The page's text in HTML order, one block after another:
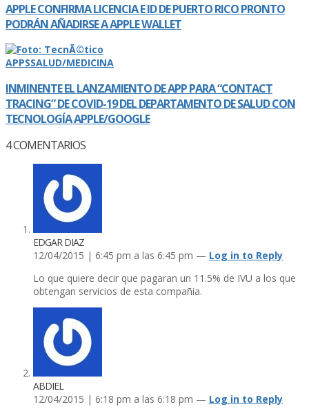
APPLE CONFIRMA LICENCIA E ID DE PUERTO RICO PRONTO
PODRÁN AÑADIRSE A APPLE WALLET
APPSSALUD/MEDICINA
INMINENTE EL LANZAMIENTO DE APP PARA “CONTACT
TRACING” DE COVID-19 DEL DEPARTAMENTO DE SALUD CON
TECNOLOGÍ­A APPLE/GOOGLE
4COMENTARIOS
EDGAR DIAZ
12/04/2015 | 6:45 pm a las 6:45 pm — Log in to Reply
Lo que quiere decir que pagaran un 11.5% de IVU a los que
obtengan servicios de esta compañia.
ABDIEL
12/04/2015 | 6:18 pm a las 6:18 pm — Log in to Reply